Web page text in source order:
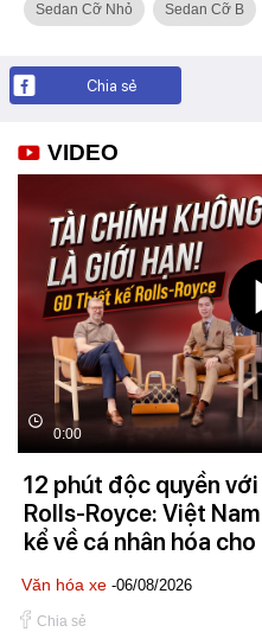
Sedan Cỡ Nhỏ Sedan Cỡ B
Chia sẻ
VIDEO
0:00
12 phút độc quyền
Rolls-Royce: Việt
kể về cá nhân hóa
Văn hóa xe -06/08/2026
Chia sẻ